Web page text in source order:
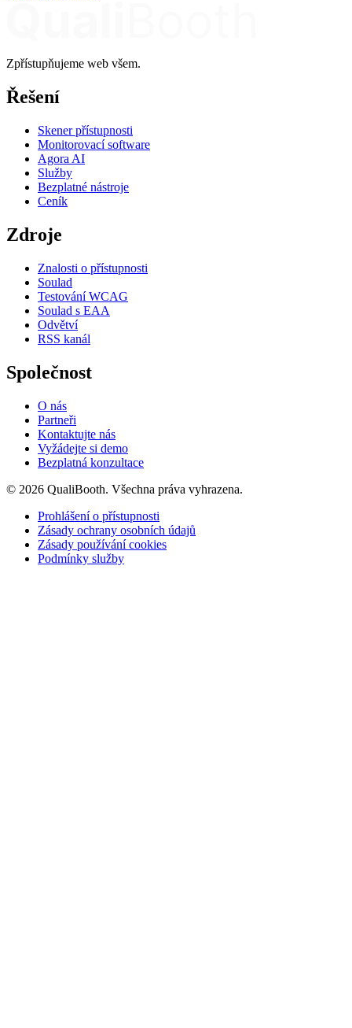
Zpřístupňujeme web všem.
Řešení
Skener přístupnosti
Monitorovací software
Agora AI
Služby
Bezplatné nástroje
Ceník
Zdroje
Znalosti o přístupnosti
Soulad
Testování WCAG
Soulad s EAA
Odvětví
RSS kanál
Společnost
O nás
Partneři
Kontaktujte nás
Vyžádejte si demo
Bezplatná konzultace
© 2026 QualiBooth. Všechna práva vyhrazena.
Prohlášení o přístupnosti
Zásady ochrany osobních údajů
Zásady používání cookies
Podmínky služby